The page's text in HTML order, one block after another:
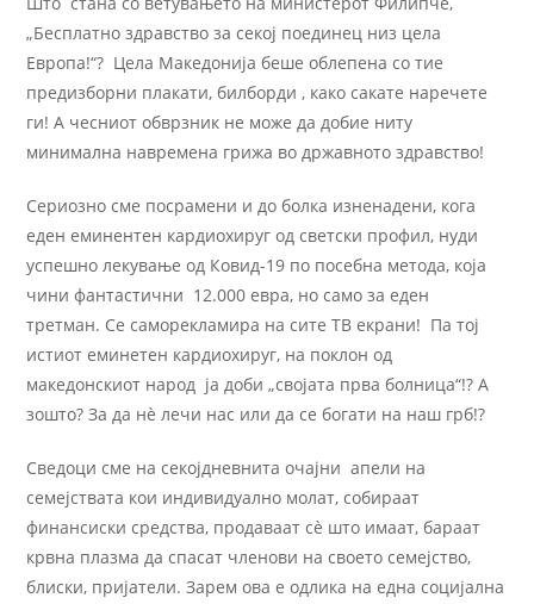
„Бесплатно здравство за секој поединец низ цела
Европа!“? Цела Македонија беше облепена со тие
предизборни плакати, билборди , како сакате наречете
ги! А чесниот обврзник не може да добие ниту
минимална навремена грижа во државното здравство!
Сериозно сме посрамени и до болка изненадени, кога
еден еминентен кардиохируг од светски профил, нуди
успешно лекување од Ковид-19 по посебна метода, која
чини фантастични 12.000 евра, но само за еден
третман. Се саморекламира на сите ТВ екрани! Па тој
истиот еминетен кардиохируг, на поклон од
македонскиот народ ја доби „својата прва болница“!? А
зошто? За да нѐ лечи нас или да се богати на наш грб!?
Сведоци сме на секојдневнита очајни апели на
семејствата кои индивидуално молат, собираат
финансиски средства, продаваат сѐ што имаат, бараат
крвна плазма да спасат членови на своето семејство,
блиски, пријатели. Зарем ова е одлика на една социјална